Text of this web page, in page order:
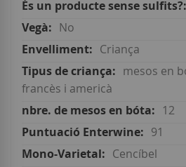
No
Criança
mesos en
francès i americà
12
91
Cencíbel